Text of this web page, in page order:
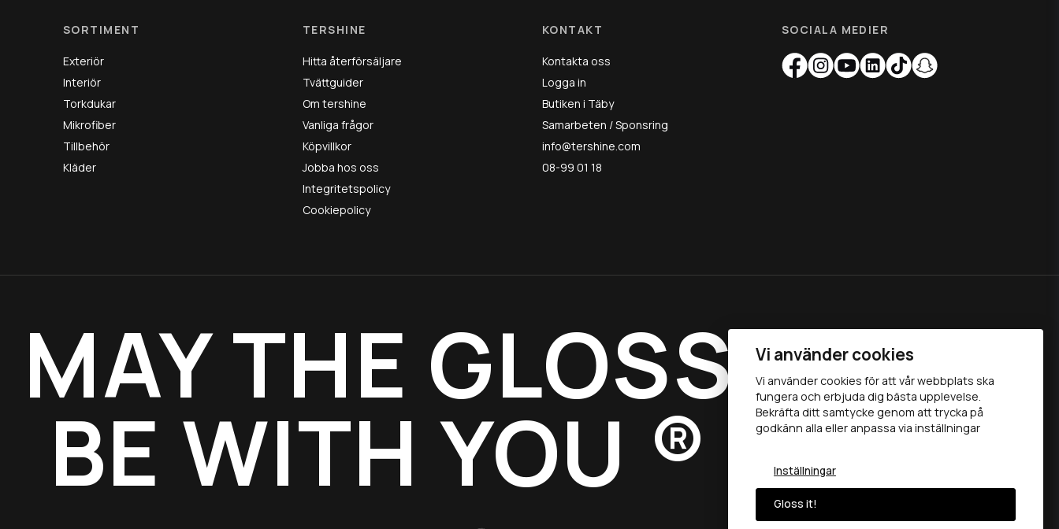
SORTIMENT
Exteriör
Interiör
Torkdukar
Mikrofiber
Tillbehör
Kläder
TERSHINE
Hitta återförsäljare
Tvättguider
Om tershine
Vanliga frågor
Köpvillkor
Jobba hos oss
Integritetspolicy
Cookiepolicy
KONTAKT
Kontakta oss
Logga in
Butiken i Täby
Samarbeten / Sponsring
info@tershine.com
08-99 01 18
SOCIALA MEDIER
MAY THE GLOSS
BE WITH YOU ®
Vi använder cookies
Vi använder cookies för att vår webbplats ska
fungera och erbjuda dig bästa upplevelse.
Bekräfta ditt samtycke genom att trycka på
godkänn alla eller anpassa via inställningar
Gloss it!
Inställningar